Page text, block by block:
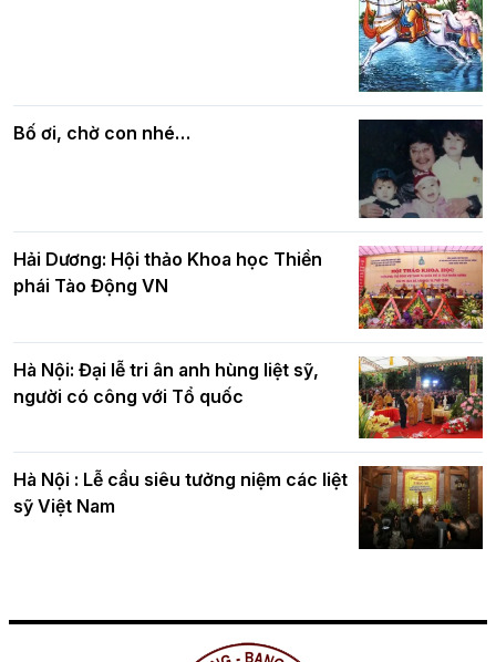
nhân mùa Phật đản PL.2570
Phật giáo chính tín Phần 7: Luật nhân
quả
Bố ơi, chờ con nhé…
Hải Dương: Hội thảo Khoa học Thiền
phái Tào Động VN
Hà Nội: Đại lễ tri ân anh hùng liệt sỹ,
người có công với Tổ quốc
Hà Nội : Lễ cầu siêu tưởng niệm các liệt
sỹ Việt Nam